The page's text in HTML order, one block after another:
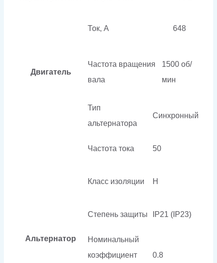
Ток, А 648
Двигатель
Частота вращения
вала
1500 об/
мин
Альтернатор
Тип
альтернатора
Синхронный
Частота тока 50
Класс изоляции H
Степень защиты IP21 (IP23)
Номинальный
коэффициент
0.8